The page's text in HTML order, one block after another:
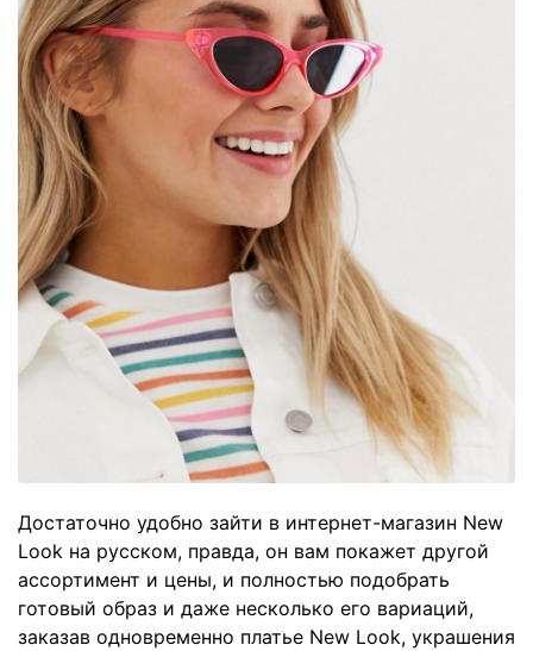
Достаточно удобно зайти в интернет-магазин New
Look на русском, правда, он вам покажет другой
ассортимент и цены, и полностью подобрать
готовый образ и даже несколько его вариаций,
заказав одновременно платье New Look, украшения